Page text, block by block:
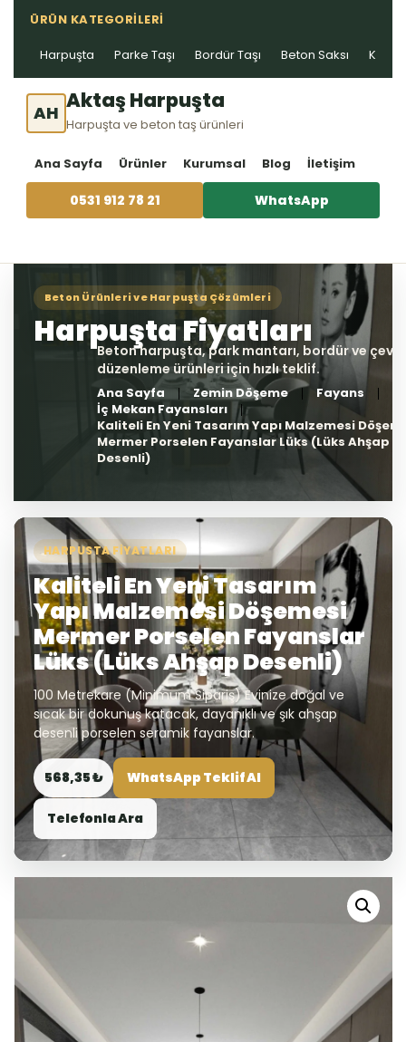
ÜRÜN KATEGORILERI
Harpuşta Parke Taşı Bordür Taşı Beton Saksı Kablo
AH Aktaş Harpuşta
Harpuşta ve beton taş ürünleri
Ana Sayfa Ürünler Kurumsal Blog İletişim
0531 912 78 21 WhatsApp
Ana Sayfa Zemin Döşeme
Fayans
İç Mekan Fayansları
Kaliteli En Yeni Tasarım Yapı Malzemesi
Mermer Porselen Fayanslar Lüks (Lüks Ahşap
Desenli)
HARPUSTA FIYATLARI
Kaliteli En Yeni Tasarım
Yapı Malzemesi Döşemesi
Mermer Porselen Fayanslar
Lüks (Lüks Ahşap Desenli)
100 Metrekare (Minimum Sipariş) Evinize doğal ve
sıcak bir dokunuş katacak, dayanıklı ve şık ahşap
desenli porselen seramik fayanslar.
568,35 ₺ WhatsApp Teklif Al
Telefonla Ara